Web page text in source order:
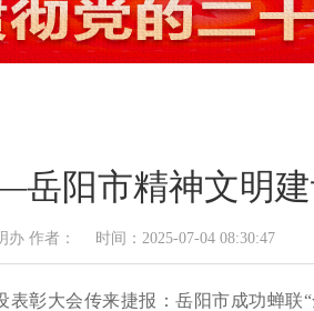
阳市精神文明建
办 作者： 时间：2025-07-04 08:30:47
彰大会传来捷报：岳阳市成功蝉联